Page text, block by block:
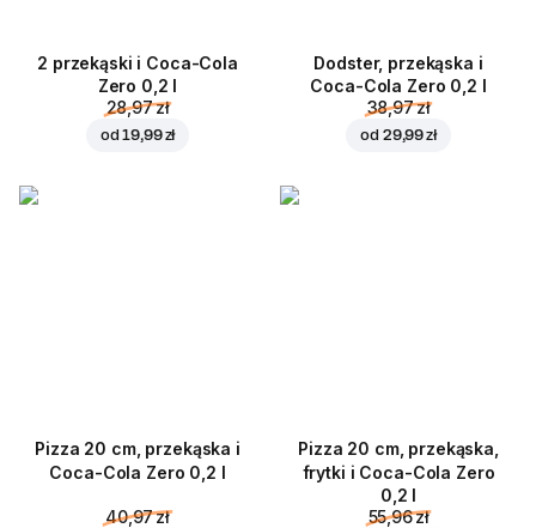
2 przekąski i Coca-Cola
Zero 0,2 l
28,97 zł
od19,99 zł
Dodster, przekąska i
Coca-Cola Zero 0,2 l
38,97 zł
od 29,99 zł
Pizza 20 cm, przekąska i
Coca-Cola Zero 0,2 l
40,97 zł
Pizza 20 cm, przekąska,
frytki i Coca-Cola Zero
0,2 l
55,96 zł